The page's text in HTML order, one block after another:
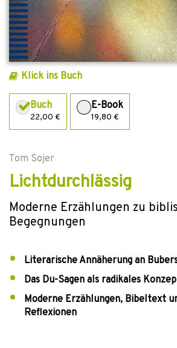
Klick ins Buch
Buch
22,00 €
E-Book
19,80 €
Tom Sojer
Lichtdurchlässig
Moderne Erzählungen zu
Begegnungen
Literarische Annäherung an
Das Du-Sagen als radikales
Moderne Erzählungen, Bibeltext
Reflexionen